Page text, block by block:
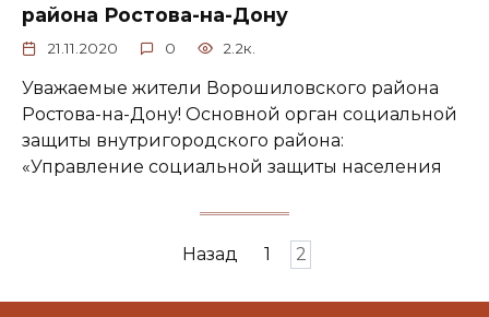
района Ростова-на-Дону
21.11.2020 0 2.2к.
Уважаемые жители Ворошиловского района
Ростова-на-Дону! Основной орган социальной
защиты внутригородского района:
«Управление социальной защиты населения
записям
Назад 1 2